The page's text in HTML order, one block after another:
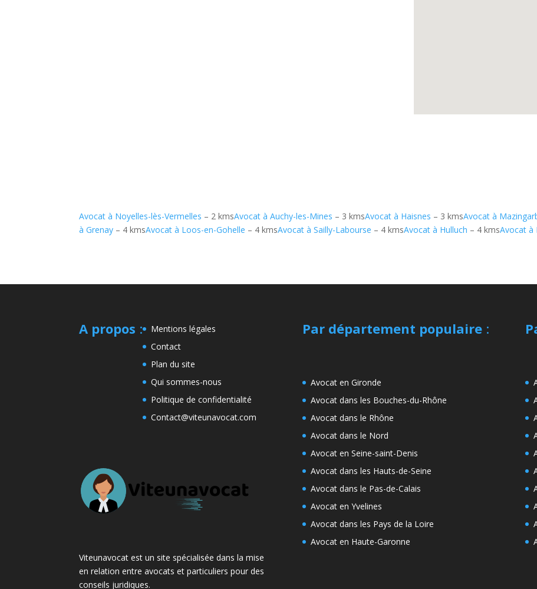
Avocat à Noyelles-lès-Vermelles – 2 kmsAvocat à Auchy-les-Mines – 3 kmsAvocat à Haisnes – 3 kmsAvocat à
à Grenay – 4 kmsAvocat à Loos-en-Gohelle – 4 kmsAvocat à Sailly-Labourse – 4 kmsAvocat à Hulluch – 4 kmsAvocat à
A propos :
Mentions légales
Contact
Plan du site
Qui sommes-nous
Politique de confidentialité
Contact@viteunavocat.com
Viteunavocat est un site spécialisée dans la mise
en relation entre avocats et particuliers pour des
conseils juridiques.
Par département populaire:
Avocat en Gironde
Avocat dans les Bouches-du-Rhône
Avocat dans le Rhône
Avocat dans le Nord
Avocat en Seine-saint-Denis
Avocat dans les Hauts-de-Seine
Avocat dans le Pas-de-Calais
Avocat en Yvelines
Avocat dans les Pays de la Loire
Avocat en Haute-Garonne